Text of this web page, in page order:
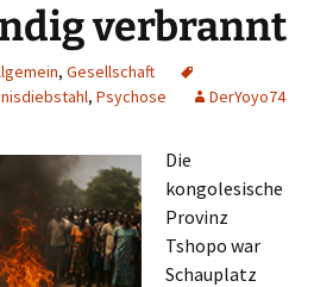
verbrannt
, Gesellschaft
, Psychose DerYoyo74
Die
kongolesische
Provinz
Tshopo war
Schauplatz